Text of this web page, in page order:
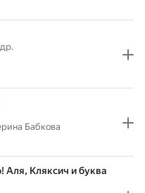
Бабкова
Аля, Кляксич и буква